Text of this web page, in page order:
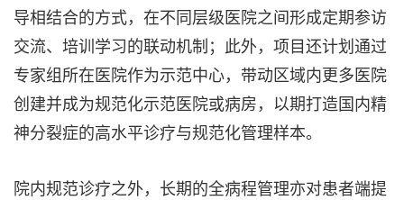
导相结合的方式，在不同层级医院之间形成定期参访
交流、培训学习的联动机制；此外，项目还计划通过
专家组所在医院作为示范中心，带动区域内更多医院
创建并成为规范化示范医院或病房，以期打造国内精
神分裂症的高水平诊疗与规范化管理样本。
院内规范诊疗之外，长期的全病程管理亦对患者端提